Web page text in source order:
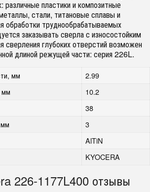
различные пластики и композитные
стали, титановые сплавы и
обработки труднообрабатываемых
заказывать сверла с износостойким
глубоких отверстий возможен
длиной режущей части: серия 226L.
мм
2.99
мм
10.2
38
3
AlTiN
KYOCERA
226-1177L400 отзывы